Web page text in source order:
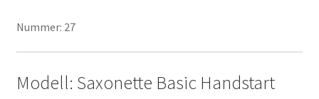
Nummer: 27
Modell: Saxonette Basic Handstart